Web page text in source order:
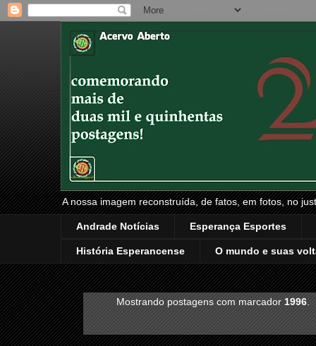
A nossa imagem reconstruída, de fatos, em fotos, no
Andrade Notícias Esperança Esportes
História Esperancense O mundo e suas
Mostrando postagens com marcador1996.